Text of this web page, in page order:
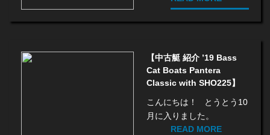
【中古艇 紹介 ’19 Bass
Cat Boats Pantera
Classic with SHO225】
こんにちは！ とうとう10
月に入りました。
READ MORE